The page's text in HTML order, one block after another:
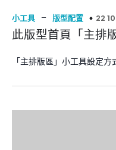
小工具 – 版型配置 22
此版型首頁「主排
「主排版區」小工具設定方